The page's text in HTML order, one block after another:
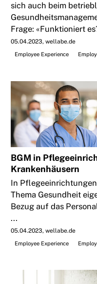
sich auch beim
Frage: «Funktioniert
05.04.2023 wellabe.de
Employee Experience
BGM in
Krankenhäusern
In
Thema Gesundheit
Bezug auf das
...
05.04.2023 wellabe.de
Employee Experience